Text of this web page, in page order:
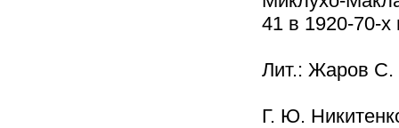
41 в 1920-70-х
Лит.: Жаров С.
Г. Ю.